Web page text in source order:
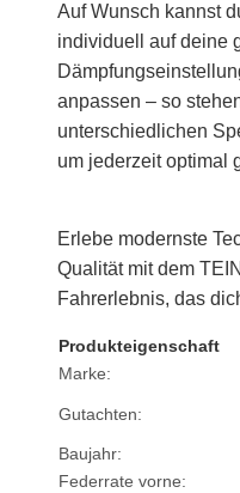
Auf Wunsch kannst
individuell auf deine
anpassen – so
unterschiedlichen
um jederzeit optimal
Erlebe modernste
Qualität mit dem
Fahrerlebnis, das
Produkteigenschaft
Marke:
Gutachten:
Baujahr:
Federrate vorne: